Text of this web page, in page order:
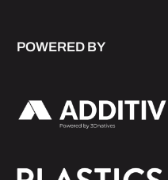
POWERED BY